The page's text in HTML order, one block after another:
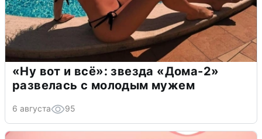
«Ну вот и всё»: звезда «Дома-2»
развелась с молодым мужем
6 августа 95